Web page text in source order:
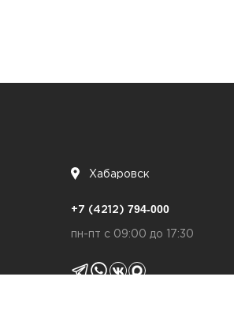
Хабаровск
+7 (4212) 794-000
пн-пт с 09:00 до 17:30